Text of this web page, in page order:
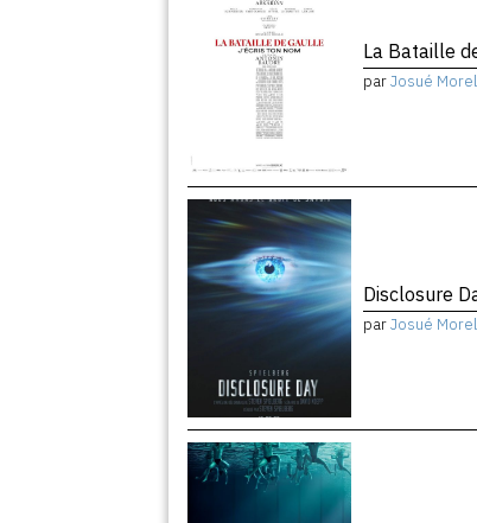
La Bataille
parJosué Morel
Disclosure
parJosué Morel